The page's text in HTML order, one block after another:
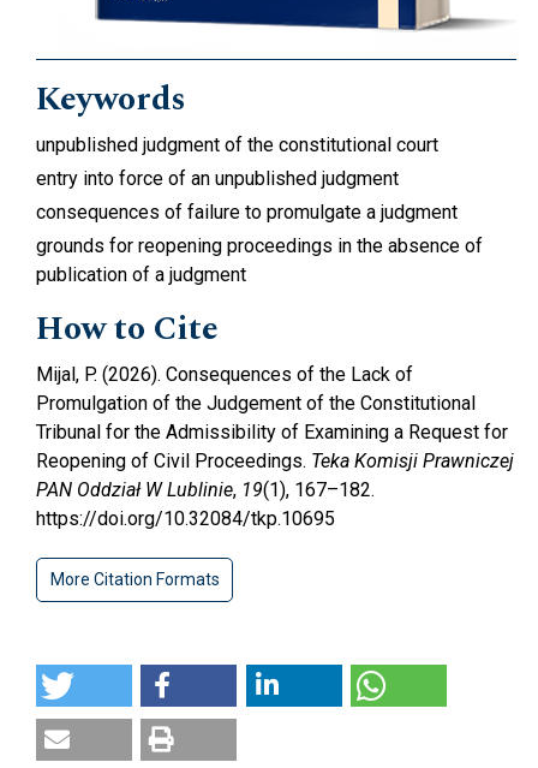
Keywords
unpublished judgment of the constitutional court
entry into force of an unpublished judgment
consequences of failure to promulgate a judgment
grounds for reopening proceedings in the absence of
publication of a judgment
How to Cite
Mijal, P. (2026). Consequences of the Lack of
Promulgation of the Judgement of the Constitutional
Tribunal for the Admissibility of Examining a Request for
Reopening of Civil Proceedings. Teka Komisji Prawniczej
PAN Oddział W Lublinie, 19(1), 167–182.
https://doi.org/10.32084/tkp.10695
More Citation Formats